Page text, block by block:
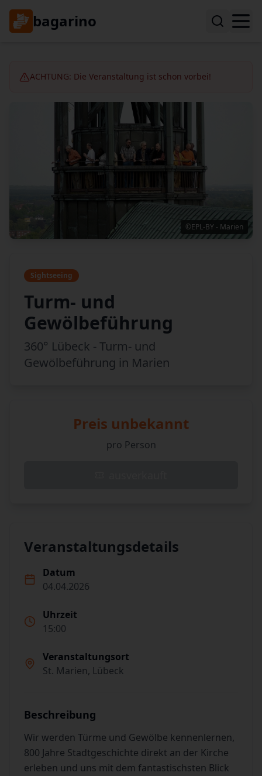
bagarino
ACHTUNG: Die Veranstaltung ist schon vorbei!
©EPL-BY - Marien
Sightseeing
Turm- und
Gewölbeführung
360° Lübeck - Turm- und
Gewölbeführung in Marien
Preis unbekannt
pro Person
Veranstaltungsdetails
Datum
04.04.2026
Uhrzeit
15:00
Veranstaltungsort
St. Marien, Lübeck
Beschreibung
Wir werden Türme und Gewölbe kennenlernen,
800 Jahre Stadtgeschichte direkt an der Kirche
erleben und uns mit dem fantastischsten Blick